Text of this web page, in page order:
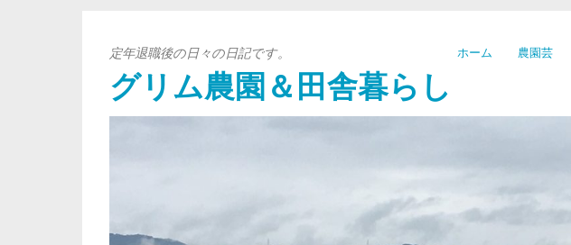
ホーム 農園芸
グリム農園＆田舎暮らし
定年退職後の日々の日記です。